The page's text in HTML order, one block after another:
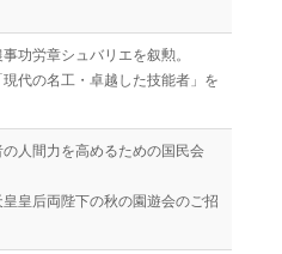
功労章シュバリエを叙勲。
代の名工・卓越した技能者」を
人間力を高めるための国民会
皇后両陛下の秋の園遊会のご招